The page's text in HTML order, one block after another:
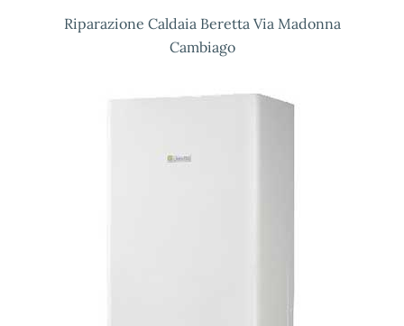
Riparazione Caldaia Beretta Via Madonna
Cambiago